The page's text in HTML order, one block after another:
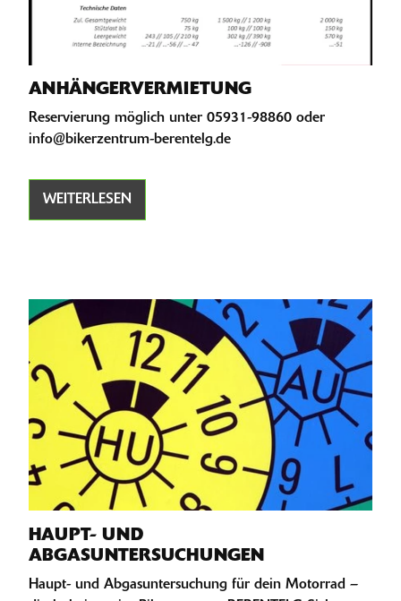
ANHÄNGERVERMIETUNG
Reservierung möglich unter 05931-98860 oder
info@bikerzentrum-berentelg.de
WEITERLESEN
HAUPT- UND
ABGASUNTERSUCHUNGEN
Haupt- und Abgasuntersuchung für dein Motorrad –